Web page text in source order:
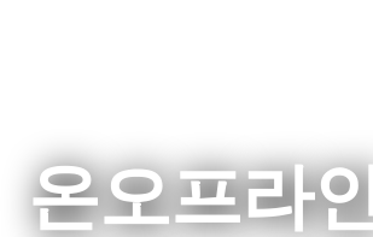
온오프라